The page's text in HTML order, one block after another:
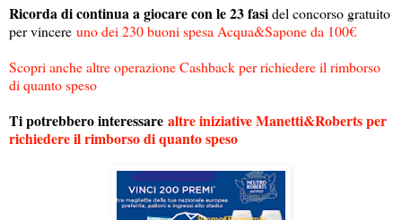
Ricorda di continua a giocare con le 23 fasidel concorso gratuito
per vincere uno dei 230 buoni spesa Acqua&Sapone da 100€
Scopri anche altre operazione Cashback per richiedere il rimborso
di quanto speso
Ti potrebbero interessare altre iniziative Manetti&Roberts per
richiedere il rimborso di quanto speso